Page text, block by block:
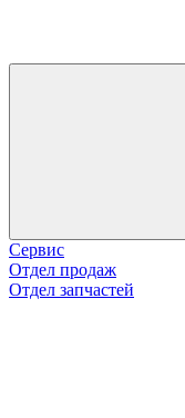
Сервис
Отдел продаж
Отдел запчастей